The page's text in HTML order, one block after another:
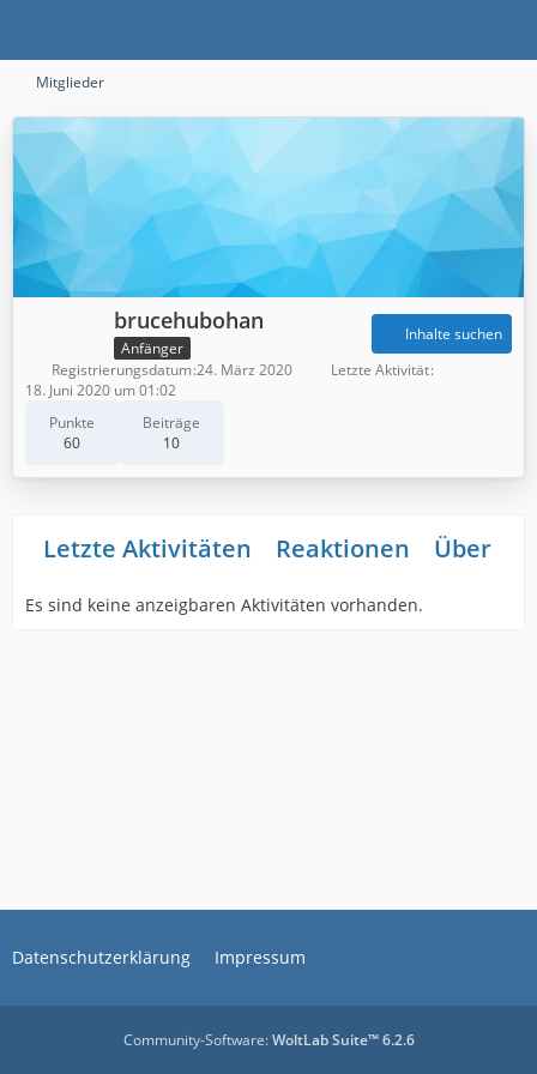
Mitglieder
brucehubohan
Anfänger
Punkte
60
Beiträge
10
Inhalte suchen
Registrierungsdatum 24. März 2020
Letzte Aktivität
18. Juni 2020 um 01:02
Letzte Aktivitäten Reaktionen Über
Es sind keine anzeigbaren Aktivitäten vorhanden.
Datenschutzerklärung Impressum
Community-Software:WoltLab Suite™ 6.2.6